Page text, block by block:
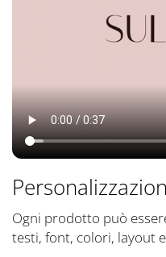
Ogni prodotto può
testi, font, colori, layout